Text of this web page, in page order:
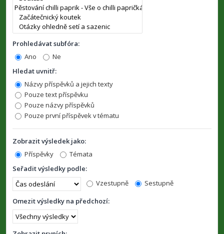
Prohledávat subfóra:
Ano
Ne
Hledat uvnitř:
Názvy příspěvků a jejich texty
Pouze text příspěvku
Pouze názvy příspěvků
Pouze první příspěvek v tématu
Zobrazit výsledek jako:
Příspěvky
Témata
Seřadit výsledky podle:
Vzestupně
Sestupně
Omezit výsledky na předchozí: